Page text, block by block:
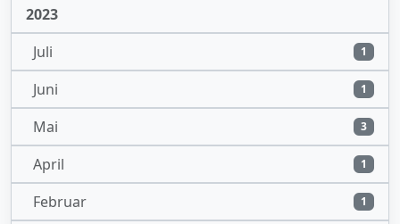
2023
Juli
1
Juni 1
Mai 3
April 1
Februar 1